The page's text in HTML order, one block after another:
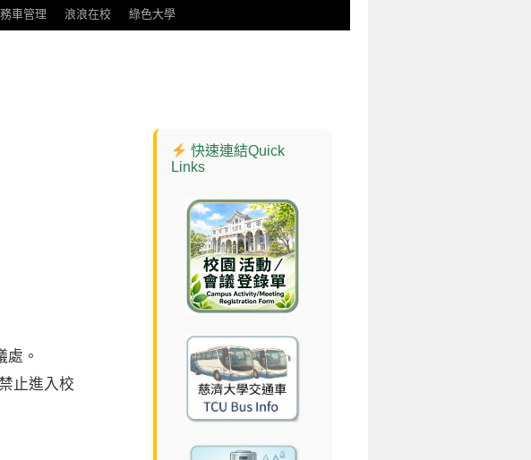
車管理 浪浪在校 綠色大學
。
止進入校
快速連結Quick
Links